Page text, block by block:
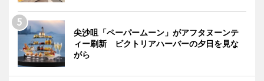
尖沙咀「ペーパームーン」がアフタヌーンテ
ィー刷新 ビクトリアハーバーの夕日を見な
がら